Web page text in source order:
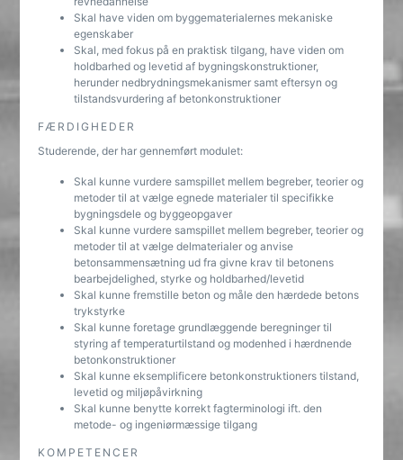
Skal have viden om byggematerialernes mekaniske
egenskaber
Skal, med fokus på en praktisk tilgang, have viden om
holdbarhed og levetid af bygningskonstruktioner,
herunder nedbrydningsmekanismer samt eftersyn og
tilstandsvurdering af betonkonstruktioner
FÆRDIGHEDER
Studerende, der har gennemført modulet:
Skal kunne vurdere samspillet mellem begreber, teorier og
metoder til at vælge egnede materialer til specifikke
bygningsdele og byggeopgaver
Skal kunne vurdere samspillet mellem begreber, teorier og
metoder til at vælge delmaterialer og anvise
betonsammensætning ud fra givne krav til betonens
bearbejdelighed, styrke og holdbarhed/levetid
Skal kunne fremstille beton og måle den hærdede betons
trykstyrke
Skal kunne foretage grundlæggende beregninger til
styring af temperaturtilstand og modenhed i hærdnende
betonkonstruktioner
Skal kunne eksemplificere betonkonstruktioners tilstand,
levetid og miljøpåvirkning
Skal kunne benytte korrekt fagterminologi ift. den
metode- og ingeniørmæssige tilgang
KOMPETENCER